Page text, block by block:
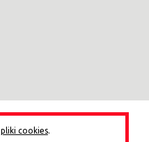
pliki cookies.